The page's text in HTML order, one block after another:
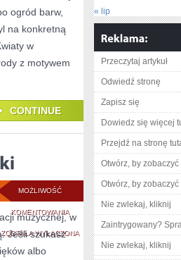
ogród barw,
na konkretną
w
z motywem
CONTINUE
MOŻLIWOŚĆ
KOMENTOWANIAPODSTAWY
TEORII
MUZYKI
ZOSTAŁA WYŁĄCZONA
muzycznej, w
Jeśli szukasz
albo
« lip
Przeczytaj artykuł
Odwiedź stronę
Zapisz się
Dowiedz się więcej
Przejdź na stronę
Otwórz, by zobaczyć
Otwórz, by zobaczyć
Nie zwlekaj, kliknij
Zaintrygowany?
Nie zwlekaj, kliknij